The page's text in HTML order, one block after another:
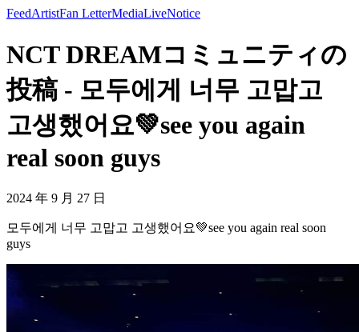
FeedArtistFan LetterMediaLiveNotice
NCT DREAMコミュニティの
投稿 - 모두에게 너무 고맙고
고생했어요💚see you again
real soon guys
2024 年 9 月 27 日
모두에게 너무 고맙고 고생했어요💚see you again real soon
guys